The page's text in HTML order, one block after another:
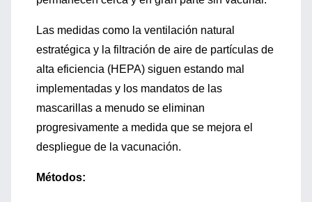
Las medidas como la ventilación natural
estratégica y la filtración de aire de partículas de
alta eficiencia (HEPA) siguen estando mal
implementadas y los mandatos de las
mascarillas a menudo se eliminan
progresivamente a medida que se mejora el
despliegue de la vacunación.
Métodos: